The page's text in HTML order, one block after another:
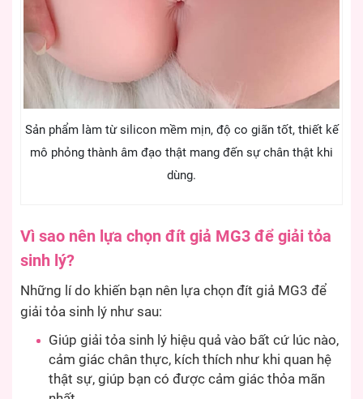
Sản phẩm làm từ silicon mềm mịn, độ co giãn tốt, thiết kế
mô phỏng thành âm đạo thật mang đến sự chân thật khi
dùng.
Vì sao nên lựa chọn đít giả MG3 để giải tỏa
sinh lý?
Những lí do khiến bạn nên lựa chọn đít giả MG3 để
giải tỏa sinh lý như sau:
Giúp giải tỏa sinh lý hiệu quả vào bất cứ lúc nào,
cảm giác chân thực, kích thích như khi quan hệ
thật sự, giúp bạn có được cảm giác thỏa mãn